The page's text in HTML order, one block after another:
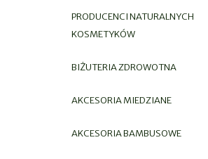
PRODUCENCI NATURALNYCH
KOSMETYKÓW
BIŻUTERIA ZDROWOTNA
AKCESORIA MIEDZIANE
AKCESORIA BAMBUSOWE